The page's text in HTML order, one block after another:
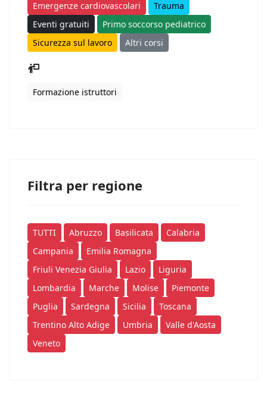
Emergenze cardiovascolari
Trauma
Eventi gratuiti
Primo soccorso pediatrico
Sicurezza sul lavoro
Altri corsi
Formazione istruttori
Filtra per regione
TUTTI Abruzzo Basilicata
Calabria
Campania
Emilia Romagna
Friuli Venezia Giulia
Lazio
Liguria
Lombardia
Marche Molise
Piemonte
Puglia
Sardegna Sicilia
Toscana
Trentino Alto Adige
Umbria
Valle d'Aosta
Veneto